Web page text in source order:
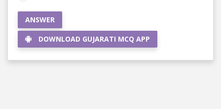
ANSWER
DOWNLOAD GUJARATI MCQ APP